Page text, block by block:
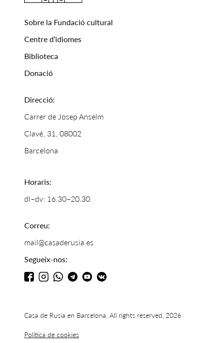
Sobre la Fundació cultural
Centre d’idiomes
Biblioteca
Donació
Direcció:
Carrer de Josep Anselm
Clavé, 31, 08002
Barcelona
Horaris:
dl–dv: 16.30–20.30
Correu:
mail@casaderusia.es
Segueix-nos:
Casa de Rusia en Barcelona, All rights reserved, 2026
Política de cookies